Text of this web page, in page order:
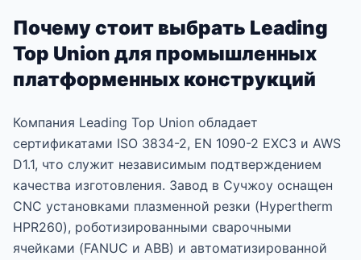
Почему стоит выбрать Leading
Top Union для промышленных
платформенных конструкций
Компания Leading Top Union обладает
сертификатами ISO 3834-2, EN 1090-2 EXC3 и AWS
D1.1, что служит независимым подтверждением
качества изготовления. Завод в Сучжоу оснащен
CNC установками плазменной резки (Hypertherm
HPR260), роботизированными сварочными
ячейками (FANUC и ABB) и автоматизированной